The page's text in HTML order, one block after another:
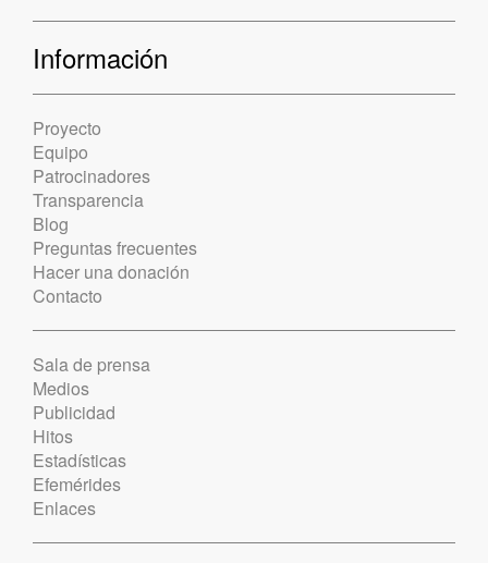
Información
Proyecto
Equipo
Patrocinadores
Transparencia
Blog
Preguntas frecuentes
Hacer una donación
Contacto
Sala de prensa
Medios
Publicidad
Hitos
Estadísticas
Efemérides
Enlaces